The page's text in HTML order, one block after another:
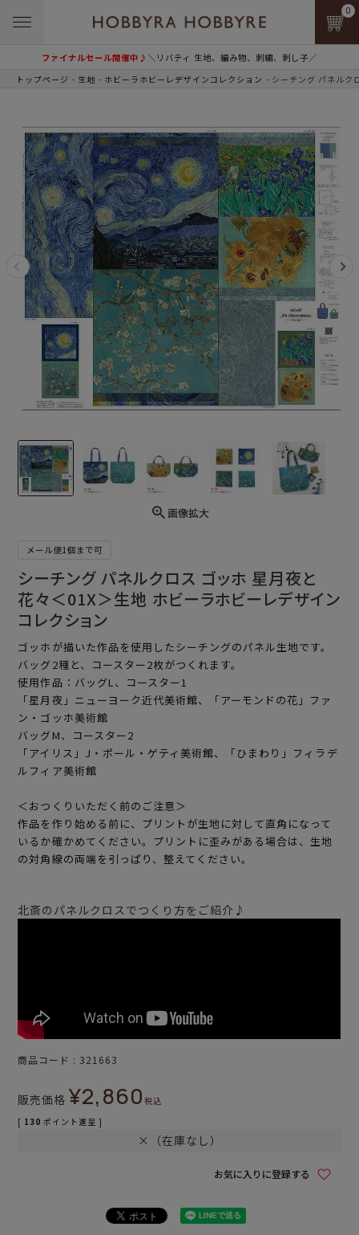
ファイナルセール開催中♪＼リバティ 生地、編み物、刺繍、刺し子／
0
トップページ 生地 ホビーラホビーレデザインコレクション シーチング パネルク
画像拡大
メール便1個まで可
シーチング パネルクロス ゴッホ 星月夜と
花々＜01X＞生地 ホビーラホビーレデザイン
コレクション
ゴッホが描いた作品を使用したシーチングのパネル生地です。
バッグ2種と、コースター2枚がつくれます。
使用作品：バッグL、コースター1
「星月夜」ニューヨーク近代美術館、「アーモンドの花」ファ
ン・ゴッホ美術館
バッグM、コースター2
「アイリス」J・ポール・ゲティ美術館、「ひまわり」フィラデ
ルフィア美術館
＜おつくりいただく前のご注意＞
作品を作り始める前に、プリントが生地に対して直角になって
いるか確かめてください。プリントに歪みがある場合は、生地
の対角線の両端を引っぱり、整えてください。
北斎のパネルクロスでつくり方をご紹介♪
商品コード 321663
販売価格 ¥2,860税込
[ 130 ポイント進呈 ]
×（在庫なし）
お気に入りに登録する